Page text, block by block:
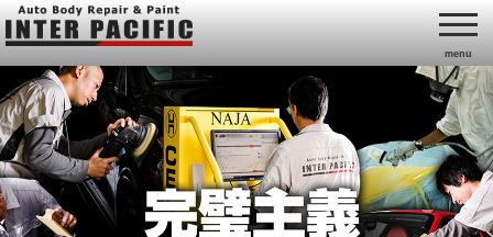
menu